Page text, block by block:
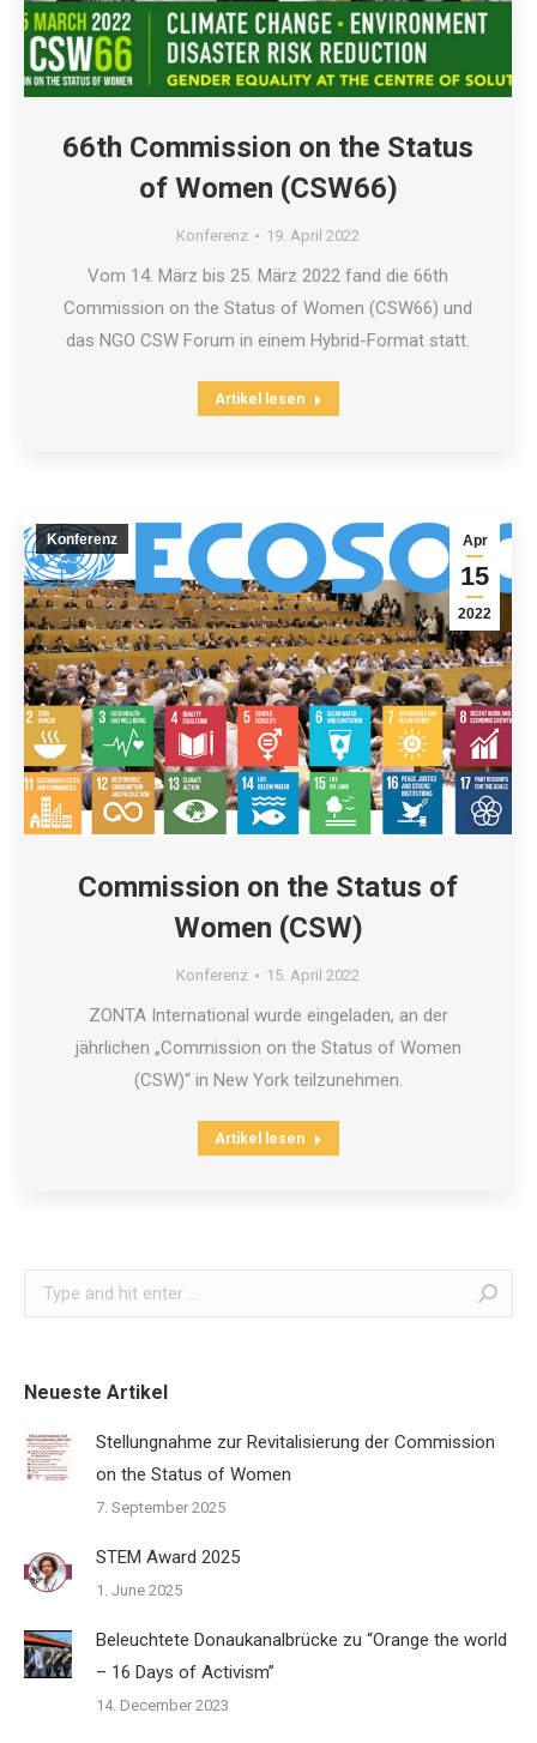
66th Commission on the Status
of Women (CSW66)
Konferenz 19. April 2022
Vom 14. März bis 25. März 2022 fand die 66th
Commission on the Status of Women (CSW66) und
das NGO CSW Forum in einem Hybrid-Format statt.
Artikel lesen
Apr
15
2022
Konferenz
Commission on the Status of
Women (CSW)
Konferenz 15. April 2022
ZONTA International wurde eingeladen, an der
jährlichen „Commission on the Status of Women
(CSW)“ in New York teilzunehmen.
Artikel lesen
Search:
Neueste Artikel
Stellungnahme zur Revitalisierung der Commission
on the Status of Women
7. September 2025
STEM Award 2025
1. June 2025
Beleuchtete Donaukanalbrücke zu “Orange the world
– 16 Days of Activism”
14. December 2023